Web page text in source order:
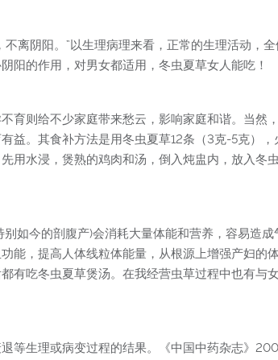
离阴阳。”以生理病理来看，正常的生理活动，全
阳的作用，对男女都适用，冬虫夏草女人能吃！
育则给不少家庭带来愁云，影响家庭和谐。当然
益。其食补方法是用冬虫夏草12条（3克-5克），
用水浸，煲熟的鸡肉和汤，倒入炖盅内，放入冬
如今的剖腹产)会消耗大量体能和营养，容易造
能，提高人体线粒体能量，从根源上增强产妇的
有吃冬虫夏草煲汤。在我经营虫草过程中也有与
等生理或病变过程的结果。《中国中药杂志》